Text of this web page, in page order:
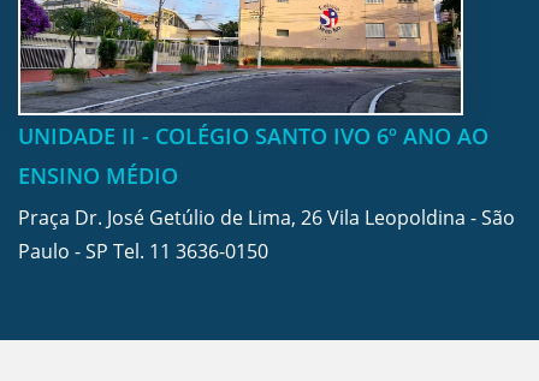
UNIDADE II - COLÉGIO SANTO IVO 6º ANO AO
ENSINO MÉDIO
Praça Dr. José Getúlio de Lima, 26 Vila Leopoldina - São
Paulo - SP Tel. 11 3636-0150